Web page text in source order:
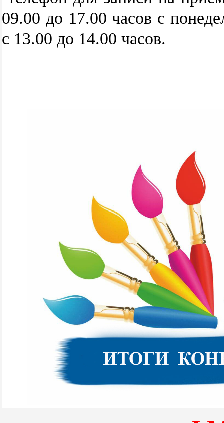
09.00 до 17.00 часов с
с 13.00 до 14.00 часов.